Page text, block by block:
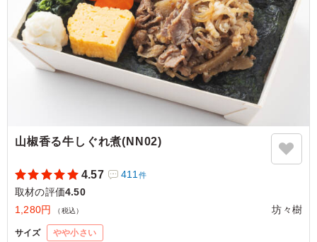
東京都渋谷区桜丘町2025/10/29
山椒香る牛しぐれ煮(NN02)
4.57 411 件
取材の評価4.50
1,280円
（税込） 坊々樹
サイズ やや小さい